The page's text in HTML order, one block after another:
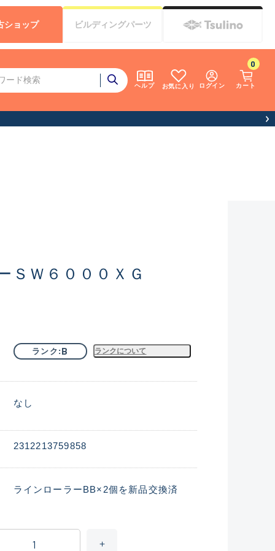
ヘルプ お気に入り ログイン カート
0
ショップ ビルディングパーツ
ＳＷ６０００ＸＧ
ランク B ランクについて
なし
2312213759858
ラインローラーBB×2個を新品交換済